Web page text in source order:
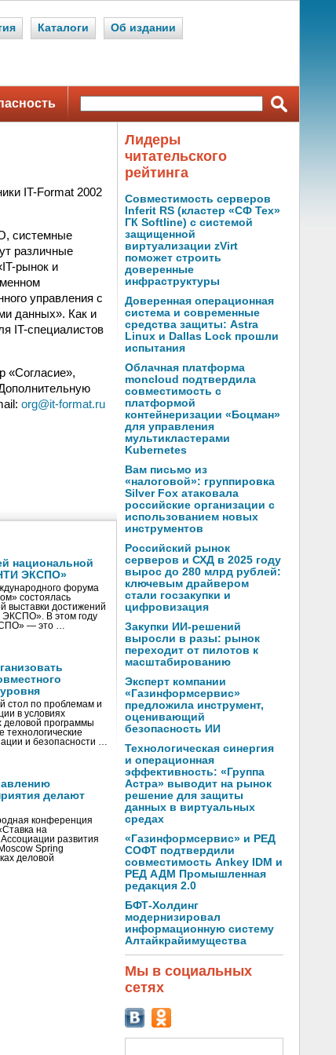
Каталоги Об издании
IT-Format 2002
системные
различные
рынок и
управления с
данных». Как и
IT-специалистов
«Согласие»,
org@it-format.ru
национальной
ЭКСПО»
форума
состоялась
выставки достижений
ЭКСПО». В этом году
— это …
стол по проблемам и
в условиях
деловой программы
и безопасности …
делают
конференция
на
развития
Spring
деловой
Лидеры
читательского
рейтинга
Совместимость серверов
Inferit RS (кластер «СФ Тех»
ГК Softline) с системой
защищенной
виртуализации zVirt
поможет строить
доверенные
инфраструктуры
Доверенная операционная
система и современные
средства защиты: Astra
Linux и Dallas Lock прошли
испытания
Облачная платформа
moncloud подтвердила
совместимость с
платформой
контейнеризации «Боцман»
для управления
мультикластерами
Kubernetes
Вам письмо из
«налоговой»: группировка
Silver Fox атаковала
российские организации с
использованием новых
инструментов
Российский рынок
серверов и СХД в 2025 году
вырос до 280 млрд рублей:
ключевым драйвером
стали госзакупки и
цифровизация
Закупки ИИ-решений
выросли в разы: рынок
переходит от пилотов к
масштабированию
Эксперт компании
«Газинформсервис»
предложила инструмент,
оценивающий
безопасность ИИ
Технологическая синергия
и операционная
эффективность: «Группа
Астра» выводит на рынок
решение для защиты
данных в виртуальных
средах
«Газинформсервис» и РЕД
СОФТ подтвердили
совместимость Ankey IDM и
РЕД АДМ Промышленная
редакция 2.0
БФТ-Холдинг
модернизировал
информационную систему
Алтайкрайимущества
Мы в социальных
сетях